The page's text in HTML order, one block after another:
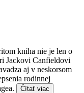
kniha nie je len o
Jackovi Canfieldovi
aj v neskorsom
rodinnej
Čítať viac